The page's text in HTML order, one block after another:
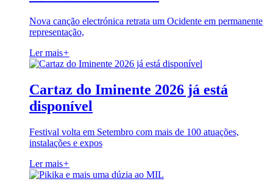
Nova canção electrónica retrata um Ocidente em permanente
representação,
Ler mais+
Cartaz do Iminente 2026 já está
disponível
Festival volta em Setembro com mais de 100 atuações,
instalações e expos
Ler mais+